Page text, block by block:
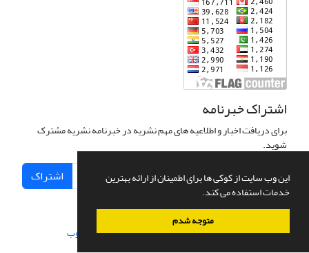
این وب سایت از کوکی ها برای اطمینان از ارائه بهترین
خدمات استفاده می کند.
متوجه شدم
اشتراک خبرنامه
برای دریافت اخبار و اطلاعیه های مهم نشریه در خبرنامه نشریه مشترک
شوید.
اشتراک
سامانه مدیریت نشریات علمی.طراحی و پیاده سازی از سیناوب